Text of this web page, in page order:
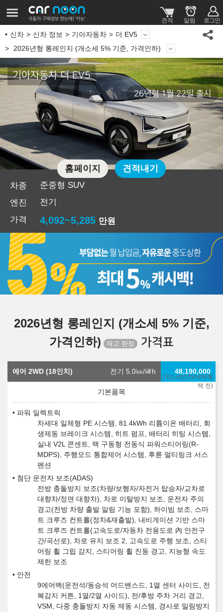
신차 신차 정보 기아자동차
더 EV5
2026년형 롱레인지 (개소세 5% 기준, 가격인하)
기아자동차 더 EV5
26년형 1월 22일 출시
차종
준중형 SUV
엔진
전기
가격
4,092~5,285 만원
홈페이지 견적내기
2026년형 롱레인지 (개소세 5% 기준,
가격인하)
가격표
에어 2WD (18인치) 전기 5.0㎞/㎾h
(개소세인하/세제혜
택 전)
48,190,000
파워 일렉트릭
차세대 일체형 PE 시스템, 81.4kWh 리튬이온 배터리, 회
생제동 브레이크 시스템, 히트 펌프, 배터리 히팅 시스템,
실내 V2L 콘센트, 랙 구동형 전동식 파워스티어링(R-
MDPS), 주행모드 통합제어 시스템, 후륜 멀티링크 서스
펜션
첨단 운전자 보조(ADAS)
전방 충돌방지 보조(차량/보행자/자전거 탑승자/교차로
대향차/정면 대향차), 차로 이탈방지 보조, 운전자 주의
경고(전방 차량 출발 알림 기능 포함), 하이빔 보조, 스마
트 크루즈 컨트롤(정차&재출발), 내비게이션 기반 스마
트 크루즈 컨트롤(고속도로/자동차 전용도로 內 안전구
간/곡선로), 차로 유지 보조 2, 고속도로 주행 보조, 스티
어링 휠 그립 감지, 스티어링 휠 진동 경고, 지능형 속도
제한 보조
안전
9에어백(운전석/동승석 어드밴스드, 1열 센터 사이드, 전
복감지 커튼, 1열/2열 사이드), 전/후방 주차 거리 경고,
VSM, 다중 충돌방지 자동 제동 시스템, 경사로 밀림방지